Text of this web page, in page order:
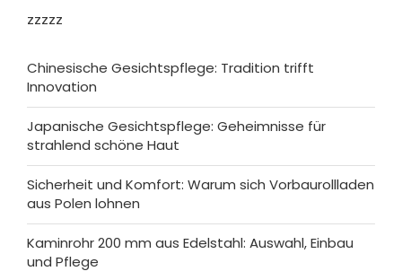
zzzzz
Chinesische Gesichtspflege: Tradition trifft
Innovation
Japanische Gesichtspflege: Geheimnisse für
strahlend schöne Haut
Sicherheit und Komfort: Warum sich Vorbaurollladen
aus Polen lohnen
Kaminrohr 200 mm aus Edelstahl: Auswahl, Einbau
und Pflege